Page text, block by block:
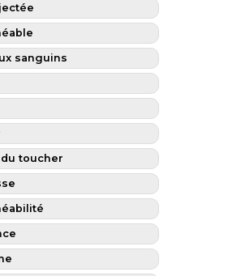
sanguins
toucher